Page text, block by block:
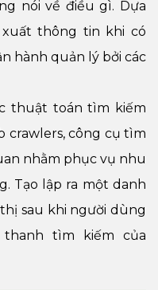
nói về điều gì. Dựa
thông tin khi có
hành quản lý bởi các
thuật toán tìm kiếm
công cụ tìm
nhằm phục vụ nhu
Tạo lập ra một danh
sau khi người dùng
tìm kiếm của